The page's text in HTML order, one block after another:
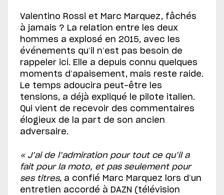
Valentino Rossi et Marc Marquez, fâchés
à jamais ? La relation entre les deux
hommes a explosé en 2015, avec les
événements qu’il n’est pas besoin de
rappeler ici. Elle a depuis connu quelques
moments d’apaisement, mais reste raide.
Le temps adoucira peut-être les
tensions, a déjà expliqué le pilote italien.
Qui vient de recevoir des commentaires
élogieux de la part de son ancien
adversaire.
« J’ai de l’admiration pour tout ce qu’il a
fait pour la moto, et pas seulement pour
ses titres, a confié Marc Marquez lors d’un
entretien accordé à DAZN (télévision